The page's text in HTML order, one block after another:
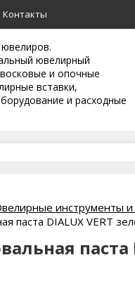
Контакты
ювелирный
восковые и опочные
вставки,
и расходные
инструменты и
паста DIALUX VERT
паста